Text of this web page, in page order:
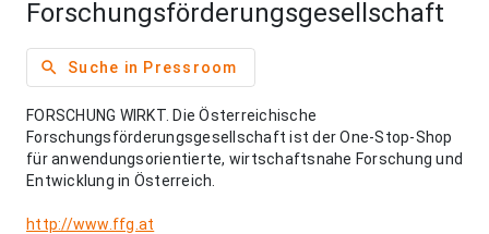
Forschungsförderungsgesellschaft
search Suche in Pressroom
FORSCHUNG WIRKT. Die Österreichische
Forschungsförderungsgesellschaft ist der One-Stop-Shop
für anwendungsorientierte, wirtschaftsnahe Forschung und
Entwicklung in Österreich.
http://www.ffg.at